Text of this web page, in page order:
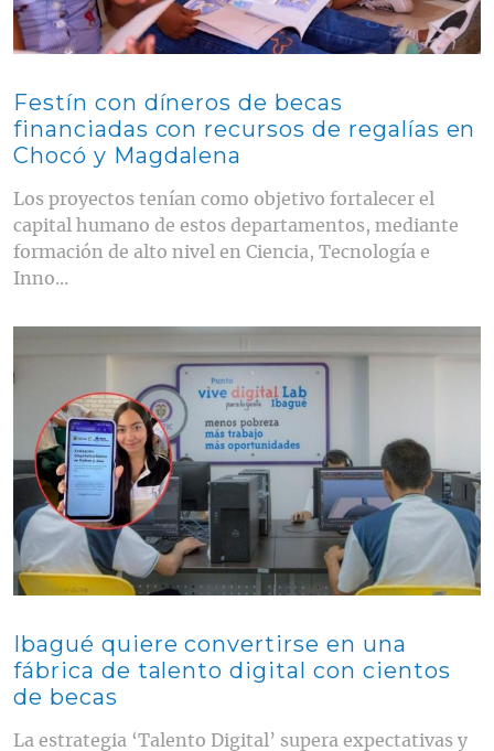
Festín con díneros de becas
financiadas con recursos de regalías en
Chocó y Magdalena
Los proyectos tenían como objetivo fortalecer el
capital humano de estos departamentos, mediante
formación de alto nivel en Ciencia, Tecnología e
Inno...
Contenido multimedia principal
Ibagué quiere convertirse en una
fábrica de talento digital con cientos
de becas
La estrategia ‘Talento Digital’ supera expectativas y